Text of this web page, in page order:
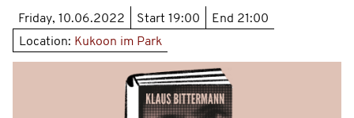
Friday, 10.06.2022 Start 19:00 End 21:00
Location: Kukoon im Park